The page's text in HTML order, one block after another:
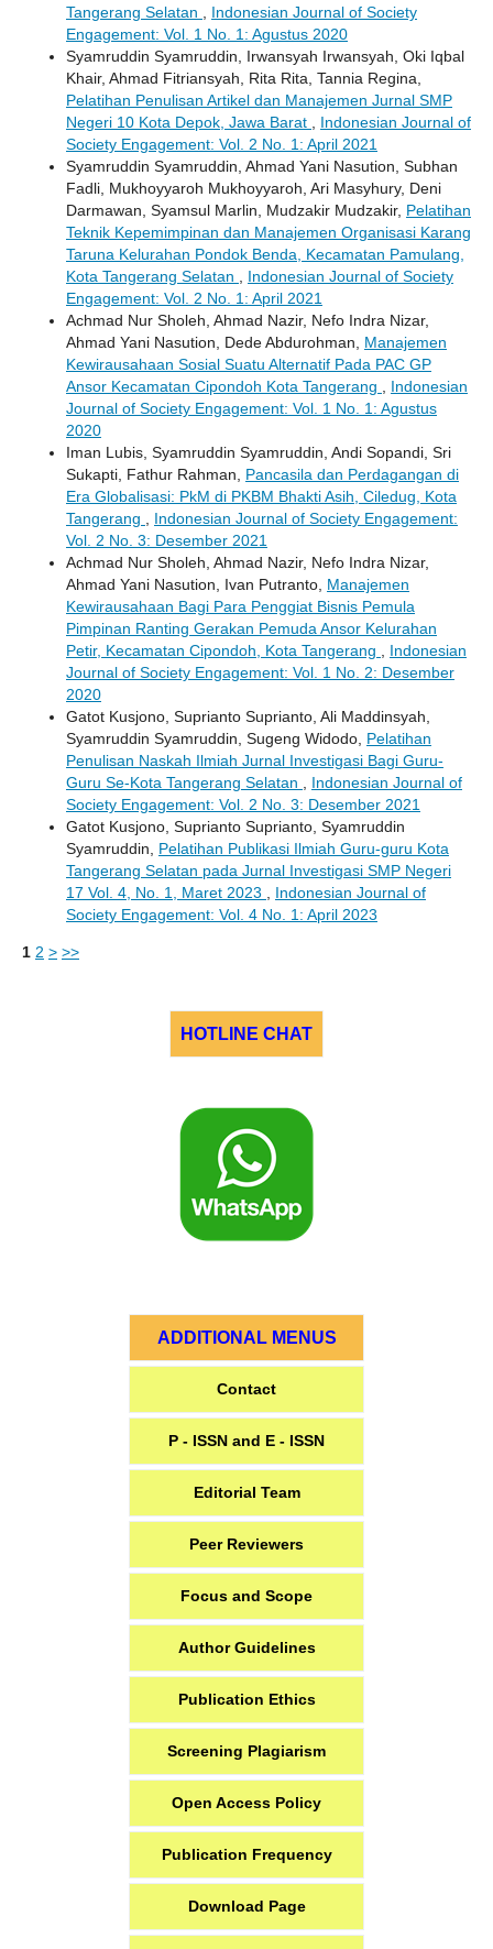
Tangerang Selatan
Indonesian Journal of Society
Engagement: Vol. 1 No. 1: Agustus 2020
Syamruddin Syamruddin, Irwansyah Irwansyah, Oki Iqbal
Khair, Ahmad Fitriansyah, Rita Rita, Tannia Regina,
Pelatihan Penulisan Artikel dan Manajemen Jurnal SMP
Negeri 10 Kota Depok, Jawa Barat
Indonesian Journal of
Society Engagement: Vol. 2 No. 1: April 2021
Syamruddin Syamruddin, Ahmad Yani Nasution, Subhan
Fadli, Mukhoyyaroh Mukhoyyaroh, Ari Masyhury, Deni
Darmawan, Syamsul Marlin, Mudzakir Mudzakir, Pelatihan
Teknik Kepemimpinan dan Manajemen Organisasi Karang
Taruna Kelurahan Pondok Benda, Kecamatan Pamulang,
Kota Tangerang Selatan
Indonesian Journal of Society
Engagement: Vol. 2 No. 1: April 2021
Achmad Nur Sholeh, Ahmad Nazir, Nefo Indra Nizar,
Ahmad Yani Nasution, Dede Abdurohman, Manajemen
Kewirausahaan Sosial Suatu Alternatif Pada PAC GP
Ansor Kecamatan Cipondoh Kota Tangerang
Indonesian
Journal of Society Engagement: Vol. 1 No. 1: Agustus
2020
Iman Lubis, Syamruddin Syamruddin, Andi Sopandi, Sri
Sukapti, Fathur Rahman, Pancasila dan Perdagangan di
Era Globalisasi: PkM di PKBM Bhakti Asih, Ciledug, Kota
Tangerang
Indonesian Journal of Society Engagement:
Vol. 2 No. 3: Desember 2021
Achmad Nur Sholeh, Ahmad Nazir, Nefo Indra Nizar,
Ahmad Yani Nasution, Ivan Putranto, Manajemen
Kewirausahaan Bagi Para Penggiat Bisnis Pemula
Pimpinan Ranting Gerakan Pemuda Ansor Kelurahan
Petir, Kecamatan Cipondoh, Kota Tangerang
Indonesian
Journal of Society Engagement: Vol. 1 No. 2: Desember
2020
Gatot Kusjono, Suprianto Suprianto, Ali Maddinsyah,
Syamruddin Syamruddin, Sugeng Widodo, Pelatihan
Penulisan Naskah Ilmiah Jurnal Investigasi Bagi Guru-
Guru Se-Kota Tangerang Selatan
Indonesian Journal of
Society Engagement: Vol. 2 No. 3: Desember 2021
Gatot Kusjono, Suprianto Suprianto, Syamruddin
Syamruddin, Pelatihan Publikasi Ilmiah Guru-guru Kota
Tangerang Selatan pada Jurnal Investigasi SMP Negeri
17 Vol. 4, No. 1, Maret 2023
Indonesian Journal of
Society Engagement: Vol. 4 No. 1: April 2023
1 2 > >>
HOTLINE CHAT
ADDITIONAL MENUS
Contact
P - ISSN and E - ISSN
Editorial Team
Peer Reviewers
Focus and Scope
Author Guidelines
Publication Ethics
Screening Plagiarism
Open Access Policy
Publication Frequency
Download Page